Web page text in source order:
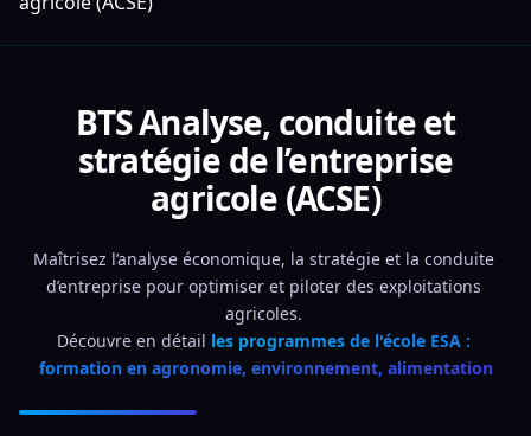
BTS Analyse, conduite et
stratégie de l’entreprise
agricole (ACSE)
Maîtrisez l’analyse économique, la stratégie et la conduite
d’entreprise pour optimiser et piloter des exploitations
agricoles.
Découvre en détail les programmes de l'école ESA :
formation en agronomie, environnement, alimentation